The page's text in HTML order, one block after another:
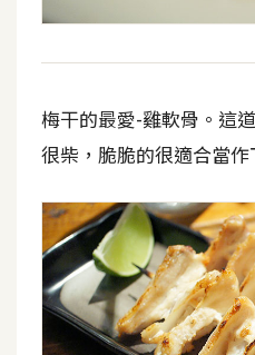
梅干的最愛-雞軟骨。這
很柴，脆脆的很適合當作